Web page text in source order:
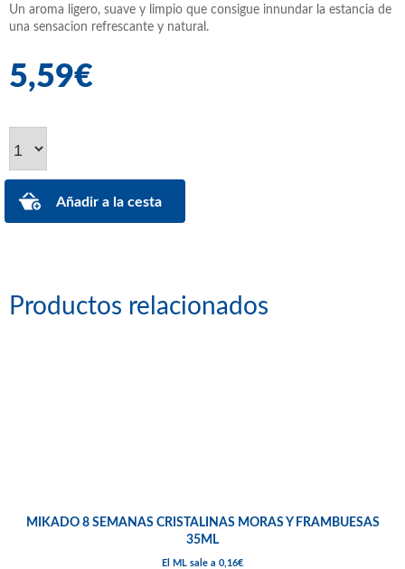
Un aroma ligero, suave y limpio que consigue innundar la estancia de
una sensacion refrescante y natural.
5,59€
Productos relacionados
MIKADO 8 SEMANAS CRISTALINAS MORAS Y FRAMBUESAS
35ML
El ML sale a 0,16€